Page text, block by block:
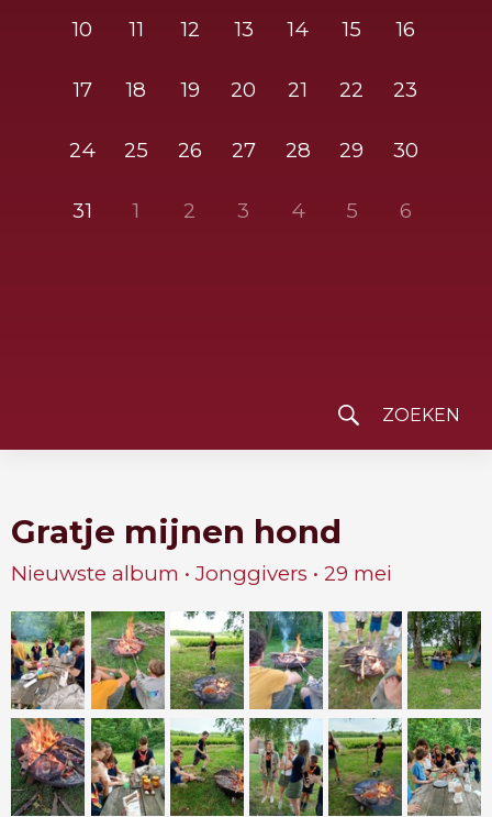
10 11 12 13 14 15 16
17 18 19 20 21 22 23
24 25 26 27 28 29 30
31 1 2 3 4 5 6
Gratje mijnen hond
Nieuwste album • Jonggivers • 29 mei